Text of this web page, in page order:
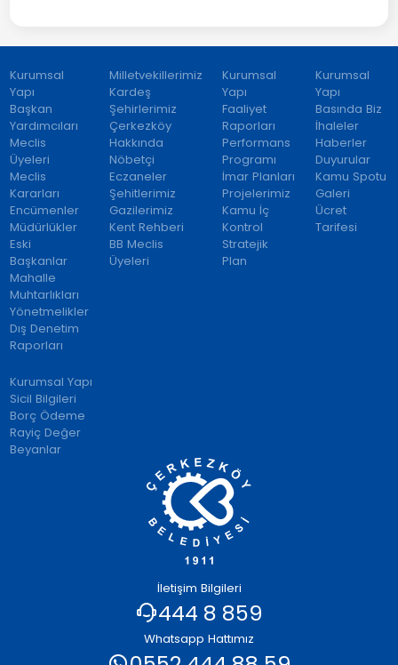
Kurumsal
Yapı
Başkan
Yardımcıları
Meclis
Üyeleri
Meclis
Kararları
Encümenler
Müdürlükler
Eski
Başkanlar
Mahalle
Muhtarlıkları
Yönetmelikler
Dış Denetim
Raporları
Milletvekillerimiz
Kardeş
Şehirlerimiz
Çerkezköy
Hakkında
Nöbetçi
Eczaneler
Şehitlerimiz
Gazilerimiz
Kent Rehberi
BB Meclis
Üyeleri
Kurumsal
Yapı
Faaliyet
Raporları
Performans
Programı
İmar Planları
Projelerimiz
Kamu İç
Kontrol
Stratejik
Plan
Kurumsal
Yapı
Basında Biz
İhaleler
Haberler
Duyurular
Kamu Spotu
Galeri
Ücret
Tarifesi
Kurumsal Yapı
Sicil Bilgileri
Borç Ödeme
Rayiç Değer
Beyanlar
İletişim Bilgileri
444 8 859
Whatsapp Hattımız